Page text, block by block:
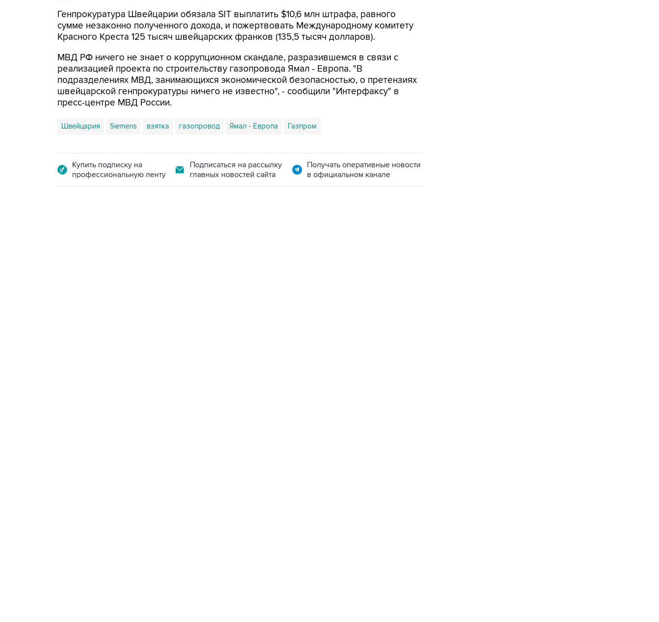
Генпрокуратура Швейцарии обязала SIT выплатить $10,6 млн штрафа, равного
сумме незаконно полученного дохода, и пожертвовать Международному комитету
Красного Креста 125 тысяч швейцарских франков (135,5 тысяч долларов).
МВД РФ ничего не знает о коррупционном скандале, разразившемся в связи с
реализацией проекта по строительству газопровода Ямал - Европа. "В
подразделениях МВД, занимающихся экономической безопасностью, о претензиях
швейцарской генпрокуратуры ничего не известно", - сообщили "Интерфаксу" в
пресс-центре МВД России.
Швейцария Siemens взятка газопровод Ямал - Европа Газпром
Купить подписку на
профессиональную ленту
Подписаться на рассылку
главных новостей сайта
Получать оперативные новости
в официальном канале